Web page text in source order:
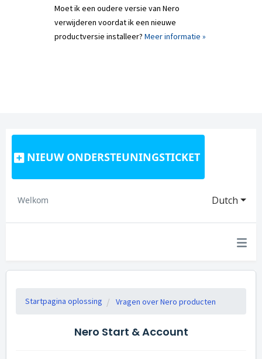
Moet ik een oudere versie van Nero
verwijderen voordat ik een nieuwe
productversie installeer? Meer informatie »
NIEUW ONDERSTEUNINGSTICKET
Dutch
Welkom
Startpagina oplossing Vragen over Nero producten
Nero Start & Account